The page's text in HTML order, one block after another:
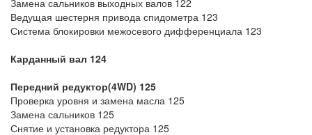
Замена сальников выходных валов 122
Ведущая шестерня привода спидометра 123
Система блокировки межосевого дифференциала 123
Карданный вал 124
Передний редуктор(4WD) 125
Проверка уровня и замена масла 125
Замена сальников 125
Снятие и установка редуктора 125